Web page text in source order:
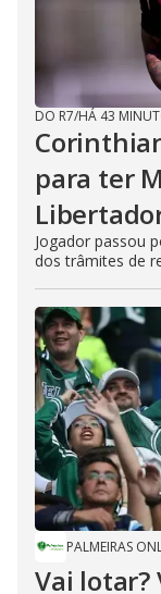
DO R7/HÁ 43
para ter
Jogador passou
dos trâmites de
PALMEIRAS
Vai lotar?